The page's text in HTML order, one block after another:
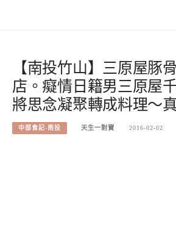
【南投竹山】三原屋豚
店。癡情日籍男三原屋
將思念凝聚轉成料理～
中部食記-南投 天生一對寶 2016-02-02